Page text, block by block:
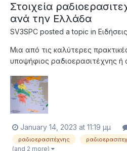
Στοιχεία
ανά την Ελλάδα
SV3SPC posted a topic in
Μια από τις καλύτερες
υποψήφιος ραδιοερασιτέχνης ή
επικοινωνία είναι να βρει μια
κοινό ενδιαφέρον για τους
απόψεις και να δει στην πράξη
January 14, 2023 at 11:19 μμ
ραδιοερασιτέχνης
(and 2 more)